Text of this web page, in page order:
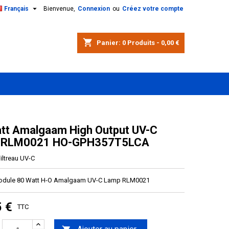
Bienvenue, Connexion ou Créez votre compte
Français 
shopping_cart Panier: 0 Produits - 0,00 €
Amalgaam High Output UV-C
HO-GPH357T5LCA
UV-C
80 Watt H-O Amalgaam UV-C Lamp RLM0021
€ TTC